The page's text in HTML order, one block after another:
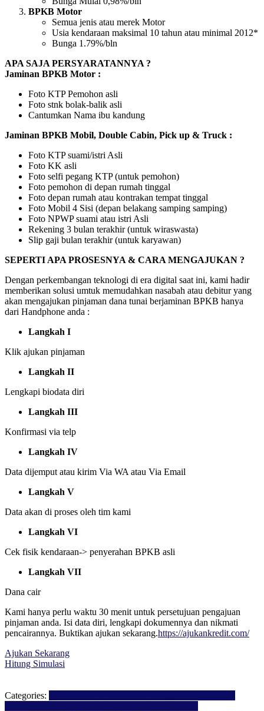
BPKB Motor
Semua jenis atau merek Motor
Usia kendaraan maksimal 10 tahun atau minimal 2012*
Bunga 1.79%/bln
APA SAJA PERSYARATANNYA ?
Jaminan BPKB Motor :
Foto KTP Pemohon asli
Foto stnk bolak-balik asli
Cantumkan Nama ibu kandung
Jaminan BPKB Mobil, Double Cabin, Pick up & Truck :
Foto KTP suami/istri Asli
Foto KK asli
Foto selfi pegang KTP (untuk pemohon)
Foto pemohon di depan rumah tinggal
Foto depan rumah atau kontrakan tempat tinggal
Foto Mobil 4 Sisi (depan belakang samping samping)
Foto NPWP suami atau istri Asli
Rekening 3 bulan terakhir (untuk wiraswasta)
Slip gaji bulan terakhir (untuk karyawan)
SEPERTI APA PROSESNYA & CARA MENGAJUKAN ?
Dengan perkembangan teknologi di era digital saat ini, kami hadir
memberikan solusi umtuk memudahkan nasabah atau debitur yang
akan mengajukan pinjaman dana tunai berjaminan BPKB hanya
dari Handphone anda :
Langkah I
Klik ajukan pinjaman
Langkah II
Lengkapi biodata diri
Langkah III
Konfirmasi via telp
Langkah IV
Data dijemput atau kirim Via WA atau Via Email
Langkah V
Data akan di proses oleh tim kami
Langkah VI
Cek fisik kendaraan-> penyerahan BPKB asli
Langkah VII
Dana cair
Kami hanya perlu waktu 30 menit untuk persetujuan pengajuan
pinjaman anda. Isi data diri, lengkapi dokumennya dan nikmati
pencairannya. Buktikan ajukan sekarang.https://ajukankredit.com/
Ajukan Sekarang
Hitung Simulasi
Categories: